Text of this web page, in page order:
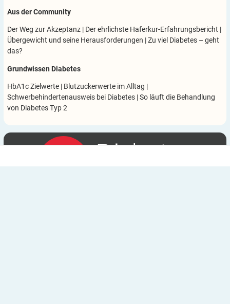
Aus der Community
Der Weg zur Akzeptanz | Der ehrlichste Haferkur-Erfahrungsbericht |
Übergewicht und seine Herausforderungen |Zu viel Diabetes – geht
das?
Grundwissen Diabetes
HbA1c Zielwerte | Blutzuckerwerte im Alltag |
Schwerbehindertenausweis bei Diabetes |So läuft die Behandlung
von Diabetes Typ 2